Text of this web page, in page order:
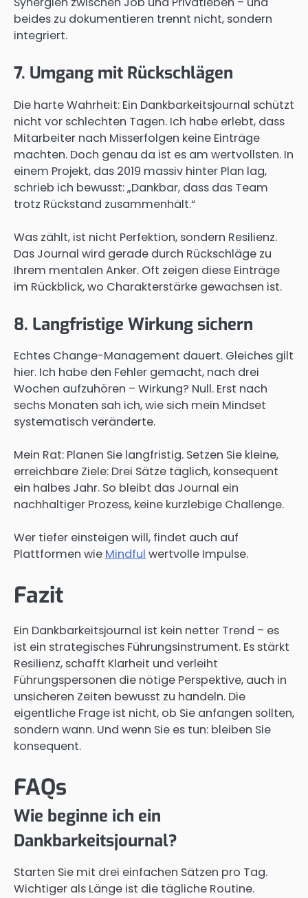
beides zu dokumentieren trennt nicht, sondern
integriert.
7. Umgang mit Rückschlägen
Die harte Wahrheit: Ein Dankbarkeitsjournal schützt
nicht vor schlechten Tagen. Ich habe erlebt, dass
Mitarbeiter nach Misserfolgen keine Einträge
machten. Doch genau da ist es am wertvollsten. In
einem Projekt, das 2019 massiv hinter Plan lag,
schrieb ich bewusst: „Dankbar, dass das Team
trotz Rückstand zusammenhält.“
Was zählt, ist nicht Perfektion, sondern Resilienz.
Das Journal wird gerade durch Rückschläge zu
Ihrem mentalen Anker. Oft zeigen diese Einträge
im Rückblick, wo Charakterstärke gewachsen ist.
8. Langfristige Wirkung sichern
Echtes Change-Management dauert. Gleiches gilt
hier. Ich habe den Fehler gemacht, nach drei
Wochen aufzuhören – Wirkung? Null. Erst nach
sechs Monaten sah ich, wie sich mein Mindset
systematisch veränderte.
Mein Rat: Planen Sie langfristig. Setzen Sie kleine,
erreichbare Ziele: Drei Sätze täglich, konsequent
ein halbes Jahr. So bleibt das Journal ein
nachhaltiger Prozess, keine kurzlebige Challenge.
Wer tiefer einsteigen will, findet auch auf
Plattformen wie Mindful wertvolle Impulse.
Fazit
Ein Dankbarkeitsjournal ist kein netter Trend – es
ist ein strategisches Führungsinstrument. Es stärkt
Resilienz, schafft Klarheit und verleiht
Führungspersonen die nötige Perspektive, auch in
unsicheren Zeiten bewusst zu handeln. Die
eigentliche Frage ist nicht, ob Sie anfangen sollten,
sondern wann. Und wenn Sie es tun: bleiben Sie
konsequent.
FAQs
Wie beginne ich ein
Dankbarkeitsjournal?
Starten Sie mit drei einfachen Sätzen pro Tag.
Wichtiger als Länge ist die tägliche Routine.